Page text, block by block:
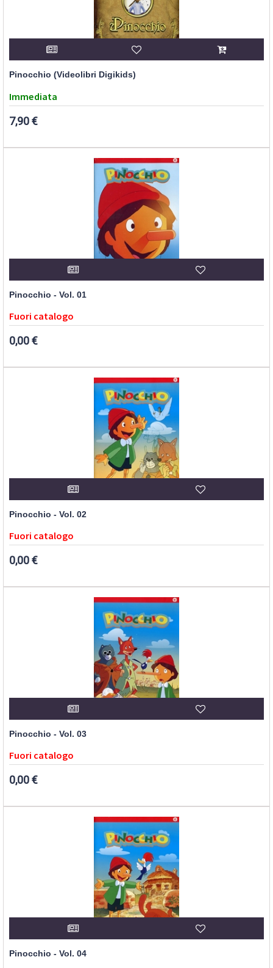
Pinocchio (Videolibri Digikids)
Immediata
7,90 €
Pinocchio - Vol. 01
Fuori catalogo
0,00 €
Pinocchio - Vol. 02
Fuori catalogo
0,00 €
Pinocchio - Vol. 03
Fuori catalogo
0,00 €
Pinocchio - Vol. 04